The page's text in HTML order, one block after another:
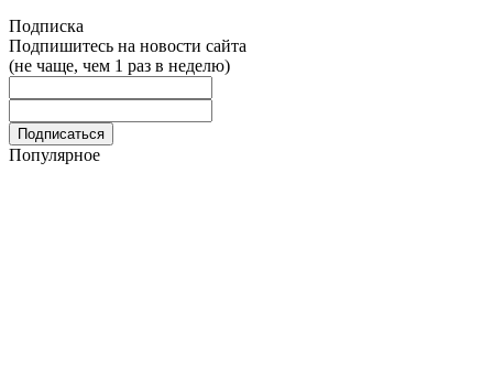
Подписка
Подпишитесь на новости сайта
(не чаще, чем 1 раз в неделю)
Популярное